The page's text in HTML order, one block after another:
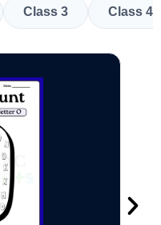
Class 3 Class 4